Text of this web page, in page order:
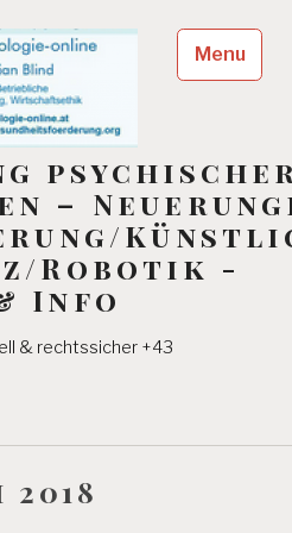
–
Robotik -
Info
& rechtssicher +43
Menu
2018